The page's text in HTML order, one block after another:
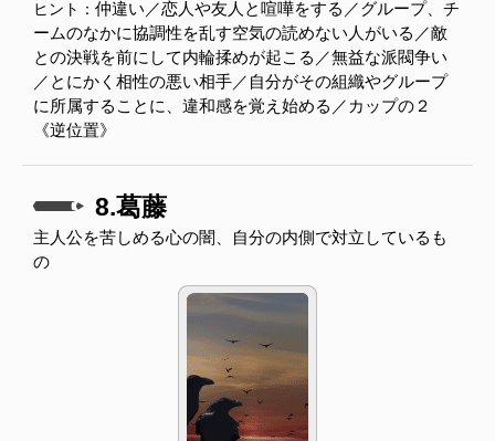
ヒント： 仲違い／恋人や友人と喧嘩をする／グループ、チ
ームのなかに協調性を乱す空気の読めない人がいる／敵
との決戦を前にして内輪揉めが起こる／無益な派閥争い
／とにかく相性の悪い相手／自分がその組織やグループ
に所属することに、違和感を覚え始める／カップの２
《逆位置》
8.葛藤
主人公を苦しめる心の闇、自分の内側で対立しているも
の